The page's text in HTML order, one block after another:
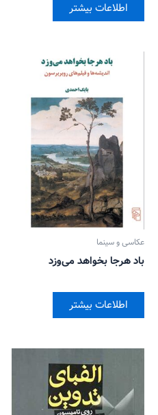
اطلاعات بیشتر
عکاسی و سینما
باد هرجا بخواهد می‌وزد
اطلاعات بیشتر